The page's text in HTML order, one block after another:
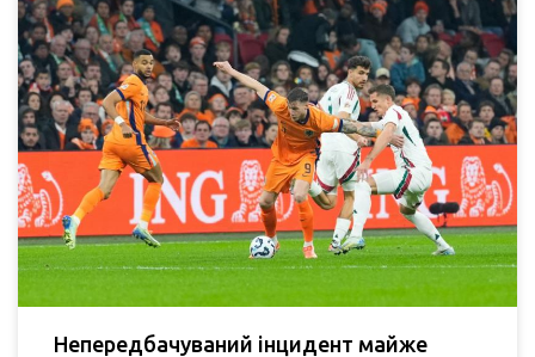
Непередбачуваний інцидент майже